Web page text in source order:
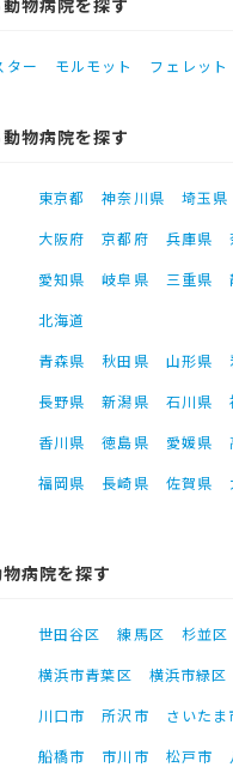
物病院を探す
ター モルモット フェレット
物病院を探す
東京都 神奈川県 埼玉県
大阪府 京都府 兵庫県
愛知県 岐阜県 三重県
北海道
青森県 秋田県 山形県
長野県 新潟県 石川県
香川県 徳島県 愛媛県
福岡県 長崎県 佐賀県
病院を探す
世田谷区 練馬区 杉並区
横浜市青葉区 横浜市緑区
川口市 所沢市 さいた
船橋市 市川市 松戸市